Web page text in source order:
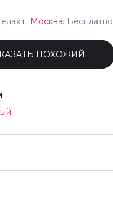
г. Москва: Бесплатно
ПОХОЖИЙ